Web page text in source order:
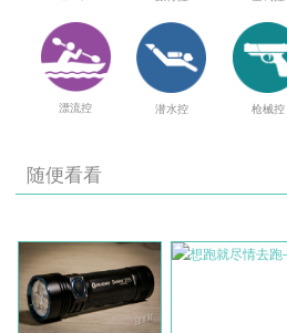
漂流控 潜水控 枪械控
随便看看